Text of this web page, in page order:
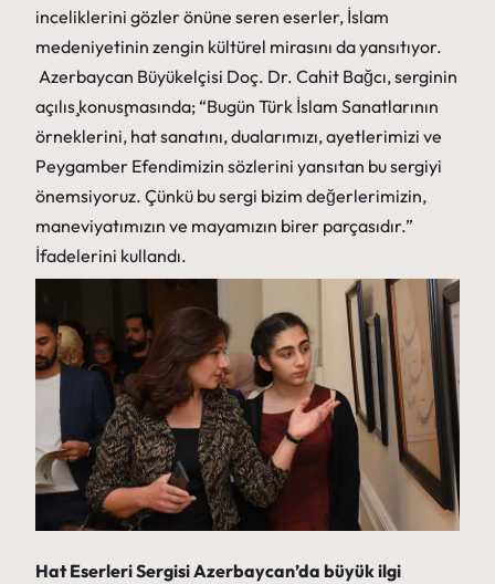
inceliklerini gözler önüne seren eserler, İslam
medeniyetinin zengin kültürel mirasını da yansıtıyor.
Azerbaycan Büyükelçisi Doç. Dr. Cahit Bağcı, serginin
açılış konuşmasında; “Bugün Türk İslam Sanatlarının
örneklerini, hat sanatını, dualarımızı, ayetlerimizi ve
Peygamber Efendimizin sözlerini yansıtan bu sergiyi
önemsiyoruz. Çünkü bu sergi bizim değerlerimizin,
maneviyatımızın ve mayamızın birer parçasıdır.”
İfadelerini kullandı.
Hat Eserleri Sergisi Azerbaycan’da büyük ilgi